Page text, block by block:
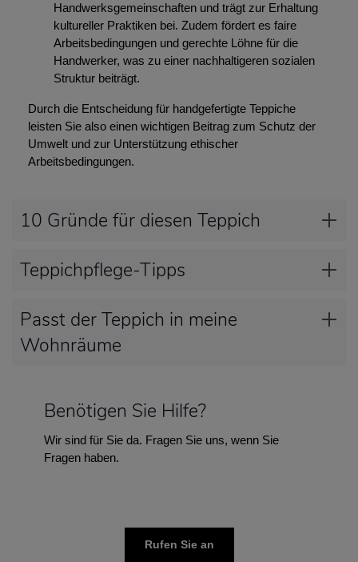
Handwerksgemeinschaften und trägt zur Erhaltung
kultureller Praktiken bei. Zudem fördert es faire
Arbeitsbedingungen und gerechte Löhne für die
Handwerker, was zu einer nachhaltigeren sozialen
Struktur beiträgt.
Durch die Entscheidung für handgefertigte Teppiche
leisten Sie also einen wichtigen Beitrag zum Schutz der
Umwelt und zur Unterstützung ethischer
Arbeitsbedingungen.
10 Gründe für diesen Teppich
Teppichpflege-Tipps
Passt der Teppich in meine
Wohnräume
Benötigen Sie Hilfe?
Wir sind für Sie da. Fragen Sie uns, wenn Sie
Fragen haben.
Rufen Sie an